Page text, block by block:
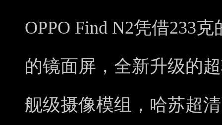
OPPO Find N2凭借233
的镜面屏，全新升级的
舰级摄像模组，哈苏超